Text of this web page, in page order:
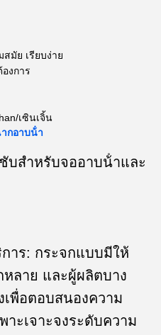
มัย เรียบง่าย
งการ
เซินเจิ้น
กอาบน้ํา
บสําหรับจออาบน้ําและ
าร: กระจกแบบมีให้
ลาย และผู้ผลิตบาง
เพื่อตอบสนองความ
าะเจาะจงระดับความ